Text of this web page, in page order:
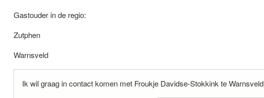
Gastouder in de regio:
Zutphen
Warnsveld
Ik wil graag in contact komen met Froukje Davidse-Stokkink te Warnsveld